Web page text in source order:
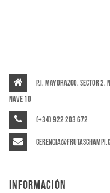
P.I. Mayorazgo, Sector 2,
Nave 10
(+34) 922 203 672
INFORMACIÓN